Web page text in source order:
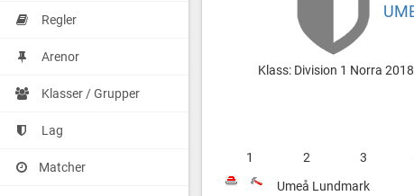
Regler
Arenor
Klasser / Grupper
Lag
Matcher
vs
Skellefteå
Skellefteå
Klass: Division 1 Norra
1 2 3
Umeå Lundmark